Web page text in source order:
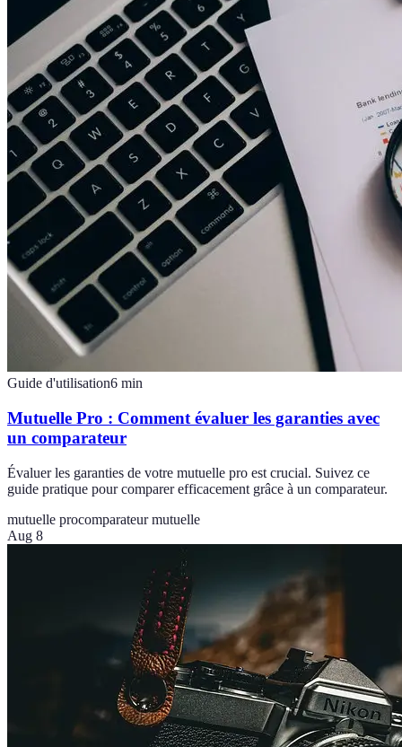
Guide d'utilisation6 min
Mutuelle Pro : Comment évaluer les garanties avec
un comparateur
Évaluer les garanties de votre mutuelle pro est crucial. Suivez ce
guide pratique pour comparer efficacement grâce à un comparateur.
mutuelle procomparateur mutuelle
Aug 8